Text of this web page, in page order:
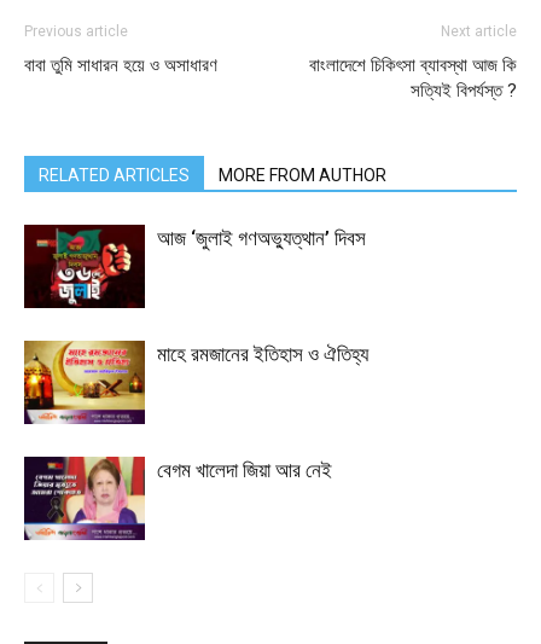
Previous article
বাবা তুমি সাধারন হয়ে ও অসাধারণ
Next article
বাংলাদেশে চিকিৎসা ব্যাবস্থা আজ কি
সত্যিই বিপর্যস্ত ?
RELATED ARTICLES MORE FROM AUTHOR
আজ ‘জুলাই গণঅভ্যুত্থান’ দিবস
মাহে রমজানের ইতিহাস ও ঐতিহ্য
বেগম খালেদা জিয়া আর নেই